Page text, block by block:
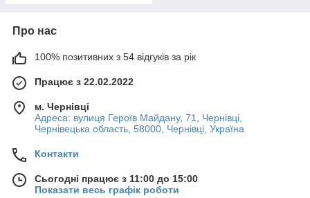
Про нас
100% позитивних з 54 відгуків за рік
Працює з 22.02.2022
м. Чернівці
Адреса: вулиця Героїв Майдану, 71, Чернівці,
Чернівецька область, 58000, Чернівці, Україна
Контакти
Сьогодні працює з 11:00 до 15:00
Показати весь графік роботи